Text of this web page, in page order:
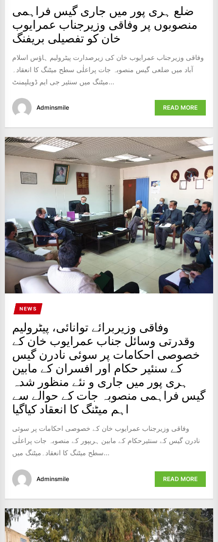
ضلع ہری پور میں جاری گیس فراہمی
منصوبوں پر وفاقی وزیرجناب عمرایوب
خان کو تفصیلی بریفنگ
وفاقی وزیرجناب عمرایوب خان کی زیرصدارت پیٹرولیم ہاؤس اسلام
آباد میں ضلعی گیس منصوبہ جات پراعلٰی سطح میٹنگ کا انعقاد۔
میٹنگ میں سنئیر جی ایم ڈویلپمنٹ...
Adminsmile READ MORE
NEWS
وفاقی وزیربرائے توانائی، پیٹرولیم
وقدرتی وسائل جناب عمرایوب خان کے
خصوصی احکامات پر سوئی نادرن گیس
کے سنئیر حکام اور افسران کے مابین
ہری پور میں جاری و نئے منظور شدہ
گیس فراہمی منصوبہ جات کے حوالے سے
اہم میٹنگ کا انعقاد کیاگیا
وفاقی وزیرجناب عمرایوب خان کے خصوصی احکامات پر سوئی
نادرن گیس کے سنئیرحکام کے مابین ہریپور کے منصوبہ جات پراعلٰی
سطح میٹنگ کا انعقاد۔میٹنگ میں...
Adminsmile READ MORE